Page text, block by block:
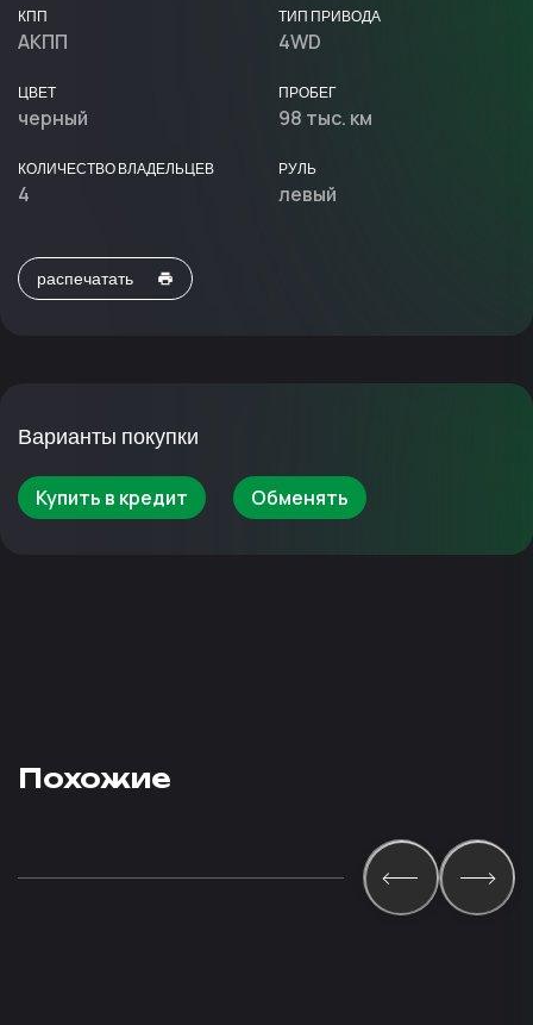
КПП
АКПП
ТИП ПРИВОДА
4WD
ЦВЕТ
черный
ПРОБЕГ
98 тыс. км
КОЛИЧЕСТВО ВЛАДЕЛЬЦЕВ
4
РУЛЬ
левый
распечатать
Варианты покупки
Купить в кредит Обменять
Похожие